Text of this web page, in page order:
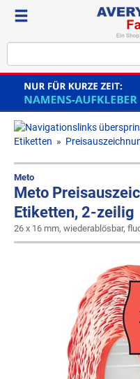
Etiketten »
Meto
Meto
Etiketten, 2-zeilig
26 x 16 mm, wiederablösbar,